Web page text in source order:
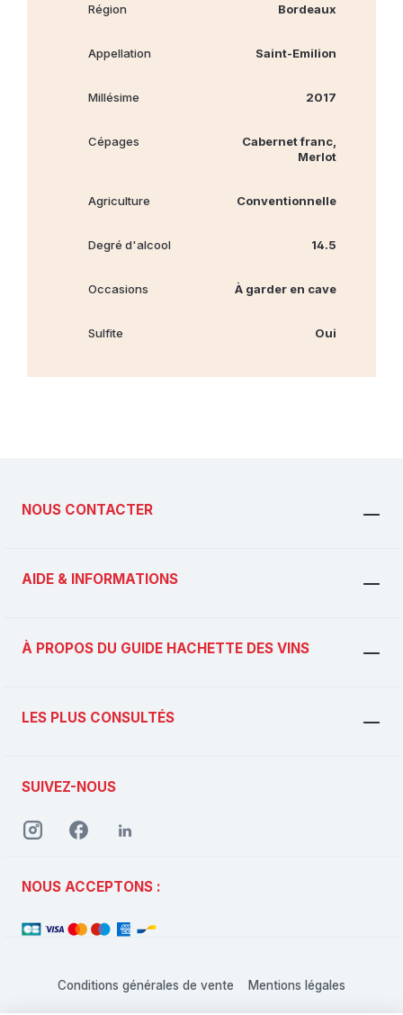
Région Bordeaux
Appellation Saint-Emilion
Millésime 2017
Cépages
Cabernet franc,
Merlot
Agriculture Conventionnelle
Degré d'alcool 14.5
Occasions À garder en cave
Sulfite Oui
NOUS CONTACTER
AIDE & INFORMATIONS
À PROPOS DU GUIDE HACHETTE DES VINS
LES PLUS CONSULTÉS
SUIVEZ-NOUS
NOUS ACCEPTONS :
Conditions générales de vente Mentions légales